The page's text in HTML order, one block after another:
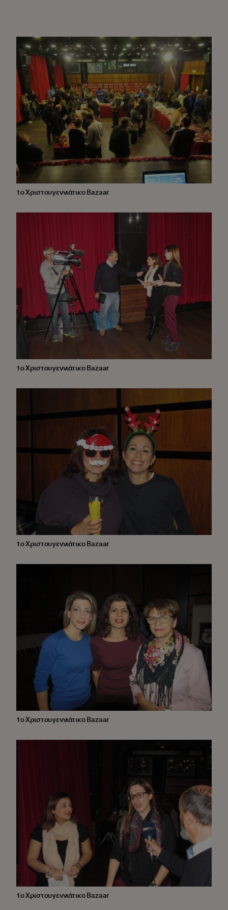
1ο Χριστουγεννιάτικο Bazaar
1ο Χριστουγεννιάτικο Bazaar
1ο Χριστουγεννιάτικο Bazaar
1ο Χριστουγεννιάτικο Bazaar
1ο Χριστουγεννιάτικο Bazaar